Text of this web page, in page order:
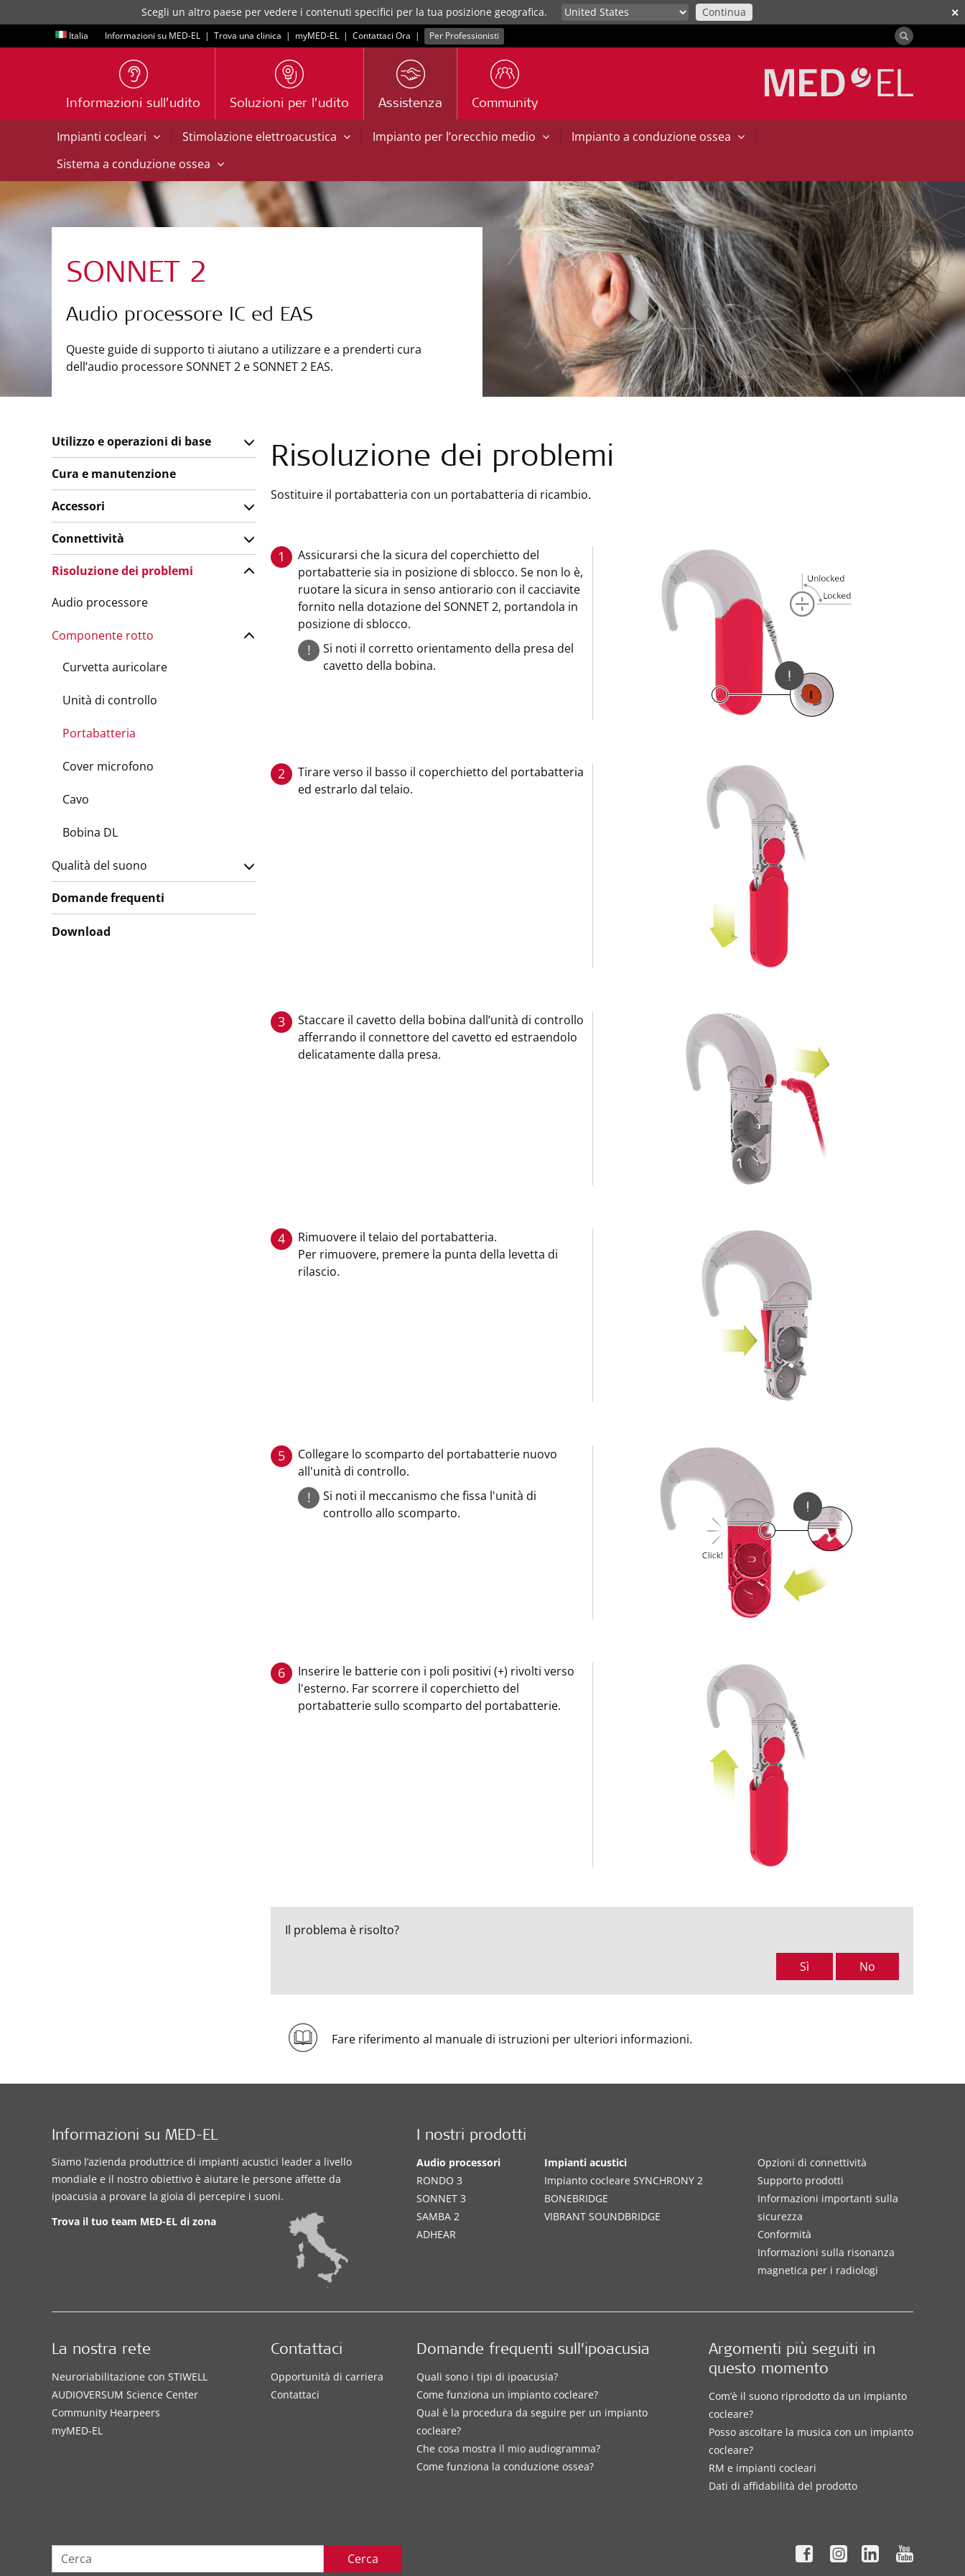
✕
Scegli un altro paese per vedere i contenuti specifici per la tua posizione geografica. Continua
Italia Informazioni su MED-EL | Trova una clinica | myMED‑EL | Contattaci Ora | Per Professionisti
Informazioni sull’udito Soluzioni per l’udito Assistenza Community
Impianti cocleari | Stimolazione elettroacustica | Impianto per l’orecchio medio | Impianto a conduzione ossea
|
Sistema a conduzione ossea
SONNET 2
Audio processore IC ed EAS
Queste guide di supporto ti aiutano a utilizzare e a prenderti cura
dell’audio processore SONNET 2 e SONNET 2 EAS.
Risoluzione dei problemi
Sostituire il portabatteria con un portabatteria di ricambio.
1
Assicurarsi che la sicura del coperchietto del
portabatterie sia in posizione di sblocco. Se non lo è,
ruotare la sicura in senso antiorario con il cacciavite
fornito nella dotazione del SONNET 2, portandola in
posizione di sblocco.
!
Si noti il corretto orientamento della presa del
cavetto della bobina.
2
Tirare verso il basso il coperchietto del portabatteria
ed estrarlo dal telaio.
3
Staccare il cavetto della bobina dall’unità di controllo
afferrando il connettore del cavetto ed estraendolo
delicatamente dalla presa.
4
Rimuovere il telaio del portabatteria.
Per rimuovere, premere la punta della levetta di
rilascio.
5
Collegare lo scomparto del portabatterie nuovo
all'unità di controllo.
!
Si noti il meccanismo che fissa l'unità di
controllo allo scomparto.
6
Inserire le batterie con i poli positivi (+) rivolti verso
l'esterno. Far scorrere il coperchietto del
portabatterie sullo scomparto del portabatterie.
Il problema è risolto?
Sì No
Fare riferimento al manuale di istruzioni per ulteriori informazioni.
Utilizzo e operazioni di base
Cura e manutenzione
Accessori
Connettività
Risoluzione dei problemi
Audio processore
Componente rotto
Curvetta auricolare
Unità di controllo
Portabatteria
Cover microfono
Cavo
Bobina DL
Qualità del suono
Domande frequenti
Download
Informazioni su MED-EL
Siamo l’azienda produttrice di impianti acustici leader a livello
mondiale e il nostro obiettivo è aiutare le persone affette da
ipoacusia a provare la gioia di percepire i suoni.
Trova il tuo team MED-EL di zona
I nostri prodotti
Audio processori
RONDO 3
SONNET 3
SAMBA 2
ADHEAR
Impianti acustici
Impianto cocleare SYNCHRONY 2
BONEBRIDGE
VIBRANT SOUNDBRIDGE
Opzioni di connettività
Supporto prodotti
Informazioni importanti sulla
sicurezza
Conformità
Informazioni sulla risonanza
magnetica per i radiologi
Domande frequenti sull’ipoacusia
Quali sono i tipi di ipoacusia?
Come funziona un impianto cocleare?
Qual è la procedura da seguire per un impianto
cocleare?
Che cosa mostra il mio audiogramma?
Come funziona la conduzione ossea?
Argomenti più seguiti in
questo momento
Com’è il suono riprodotto da un impianto
cocleare?
Posso ascoltare la musica con un impianto
cocleare?
RM e impianti cocleari
Dati di affidabilità del prodotto
La nostra rete
Neuroriabilitazione con STIWELL
AUDIOVERSUM Science Center
Community Hearpeers
myMED‑EL
Contattaci
Opportunità di carriera
Contattaci
Cerca